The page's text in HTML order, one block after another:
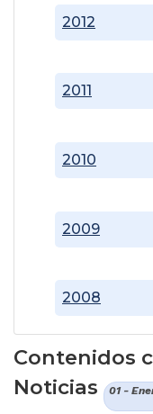
2008
2009
2010
2011
2012
Contenidos
Noticias
01 -